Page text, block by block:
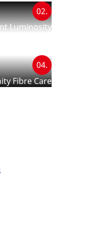
02.
Luminosity
04.
Fibre Care